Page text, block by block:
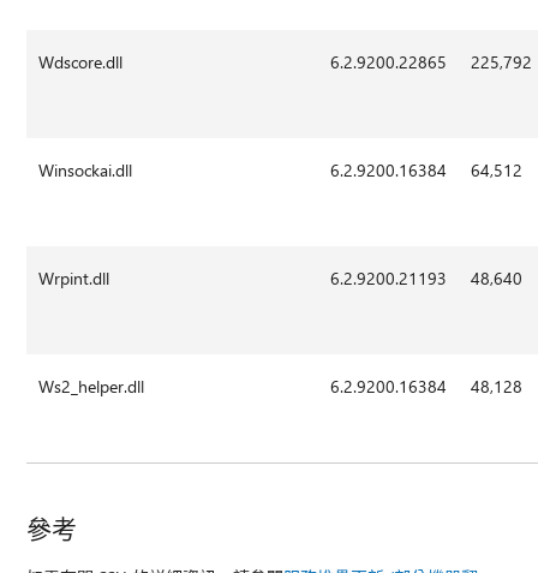
Wdscore.dll 6.2.9200.22865 225,792
Winsockai.dll 6.2.9200.16384 64,512
Wrpint.dll 6.2.9200.21193 48,640
Ws2_helper.dll 6.2.9200.16384 48,128
參考